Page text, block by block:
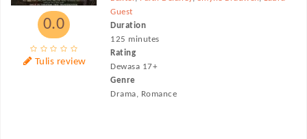
0.0
Tulis review
Guest
Duration
125 minutes
Rating
Dewasa 17+
Genre
Drama, Romance